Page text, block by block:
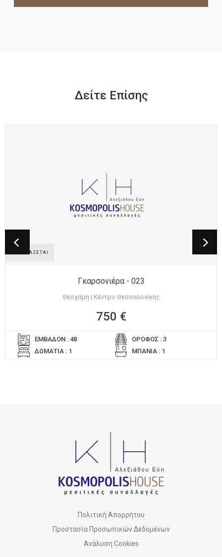
Δείτε Επίσης
ΕΝΟΙΚΙΑΖΕΤΑΙ
Γκαρσονιέρα - 023
Θεοχάρη | Κέντρο Θεσσαλονίκης
750 €
ΕΜΒΑΔΟΝ : 48
ΟΡΟΦΟΣ : 3
ΔΩΜΑΤΙΑ : 1
ΜΠΑΝΙΑ : 1
Πολιτική Απορρήτου
Προστασία Προσωπικών Δεδομένων
Ανάλυση Cookies